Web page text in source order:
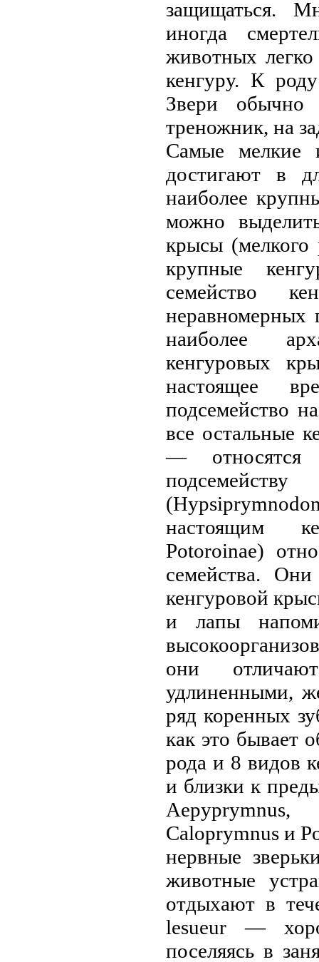
защищаться.
иногда
животных
кенгуру. К
Звери обычно
треножник, на
Самые
достигают в
наиболее
можно
крысы (мелкого
крупные
семейство
неравномерных
наиболее
кенгурoвых
настоящее
подсемейство
все остальные
— относятся
настоящим
Potoroinae)
семейства.
кенгурoвой
и лапы
они
удлиненными,
ряд коренных
как это бывает
рода и 8 видoв
и близки к
Aepyprymnus,
Caloprymnus и
нервные
животные
отдыхают в
lesueur —
поселяясь в